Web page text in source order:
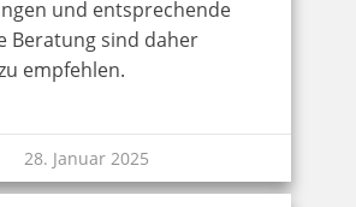
und entsprechende
Beratung sind daher
empfehlen.
28. Januar 2025